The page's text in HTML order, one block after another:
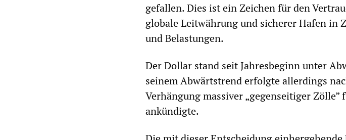
gefallen. Dies ist ein Zeichen für den
globale Leitwährung und sicherer Hafen in
und Belastungen.
Der Dollar stand seit Jahresbeginn unter
seinem Abwärtstrend erfolgte allerdings
Verhängung massiver „gegenseitiger
ankündigte.